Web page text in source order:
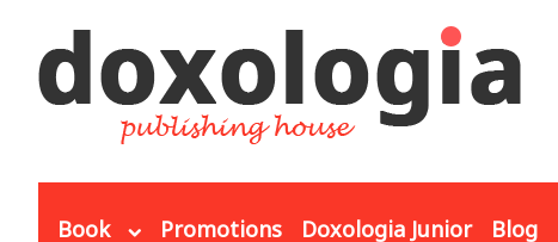
Book Promotions Doxologia Junior Blog